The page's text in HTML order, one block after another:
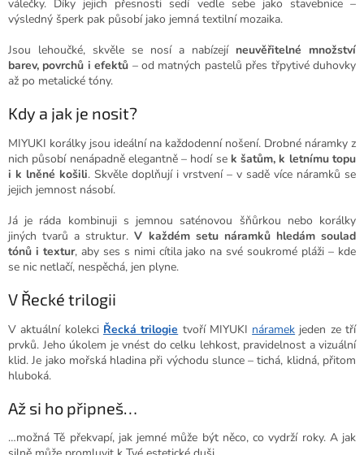
válečky. Díky jejich přesnosti sedí vedle sebe jako stavebnice –
výsledný šperk pak působí jako jemná textilní mozaika.
Jsou lehoučké, skvěle se nosí a nabízejí neuvěřitelné množství
barev, povrchů i efektů – od matných pastelů přes třpytivé duhovky
až po metalické tóny.
Kdy a jak je nosit?
MIYUKI korálky jsou ideální na každodenní nošení. Drobné náramky z
nich působí nenápadně elegantně – hodí se k šatům, k letnímu topu
i k lněné košili. Skvěle doplňují i vrstvení – v sadě více náramků se
jejich jemnost násobí.
Já je ráda kombinuji s jemnou saténovou šňůrkou nebo korálky
jiných tvarů a struktur.V každém setu náramků hledám soulad
tónů i textur, aby ses s nimi cítila jako na své soukromé pláži – kde
se nic netlačí, nespěchá, jen plyne.
V Řecké trilogii
V aktuální kolekci Řecká trilogie tvoří MIYUKI náramek jeden ze tří
prvků. Jeho úkolem je vnést do celku lehkost, pravidelnost a vizuální
klid. Je jako mořská hladina při východu slunce – tichá, klidná, přitom
hluboká.
Až si ho připneš…
…možná Tě překvapí, jak jemné může být něco, co vydrží roky. A jak